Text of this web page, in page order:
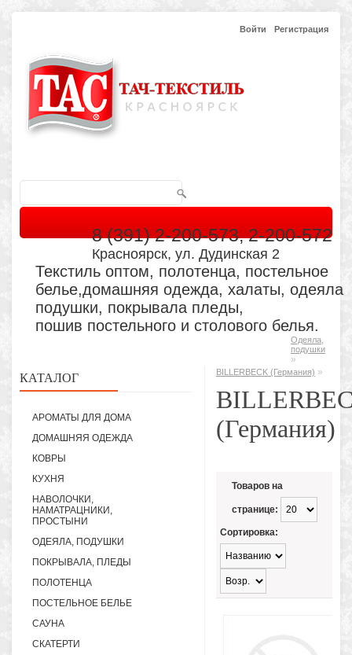
Войти Регистрация
8 (391) 2-200-573, 2-200-572
Красноярск, ул. Дудинская 2
Текстиль оптом, полотенца, постельное
белье,домашняя одежда, халаты, одеяла
подушки, покрывала пледы,
пошив постельного и столового белья.
КАТАЛОГ
АРОМАТЫ ДЛЯ ДОМА
ДОМАШНЯЯ ОДЕЖДА
КОВРЫ
КУХНЯ
НАВОЛОЧКИ,
НАМАТРАЦНИКИ,
ПРОСТЫНИ
ОДЕЯЛА, ПОДУШКИ
ПОКРЫВАЛА, ПЛЕДЫ
ПОЛОТЕНЦА
ПОСТЕЛЬНОЕ БЕЛЬЕ
САУНА
СКАТЕРТИ
Одеяла,
подушки
»
BILLERBECK (Германия) »
(Германия)
Товаров на
странице:
Сортировка: